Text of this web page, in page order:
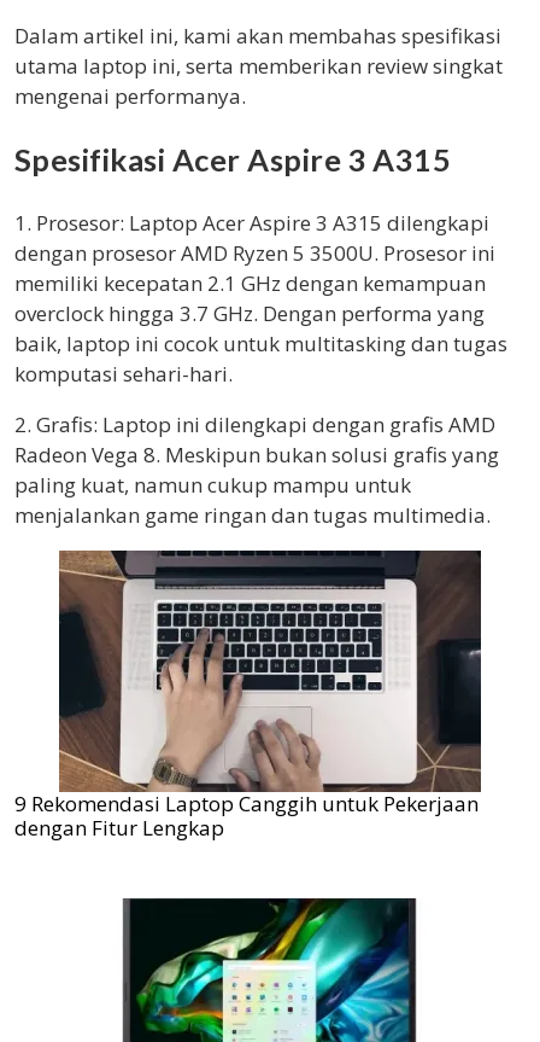
Dalam artikel ini, kami akan membahas spesifikasi
utama laptop ini, serta memberikan review singkat
mengenai performanya.
Spesifikasi Acer Aspire 3 A315
1. Prosesor: Laptop Acer Aspire 3 A315 dilengkapi
dengan prosesor AMD Ryzen 5 3500U. Prosesor ini
memiliki kecepatan 2.1 GHz dengan kemampuan
overclock hingga 3.7 GHz. Dengan performa yang
baik, laptop ini cocok untuk multitasking dan tugas
komputasi sehari-hari.
2. Grafis: Laptop ini dilengkapi dengan grafis AMD
Radeon Vega 8. Meskipun bukan solusi grafis yang
paling kuat, namun cukup mampu untuk
menjalankan game ringan dan tugas multimedia.
9 Rekomendasi Laptop Canggih untuk Pekerjaan
dengan Fitur Lengkap